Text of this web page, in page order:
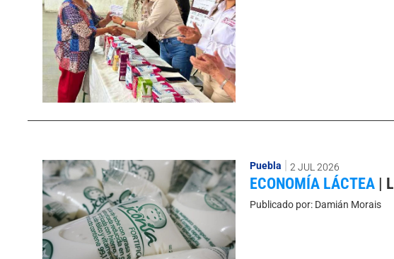
Puebla 2 JUL 2026
ECONOMÍA LÁCTEA |
Publicado por:Damián Morais